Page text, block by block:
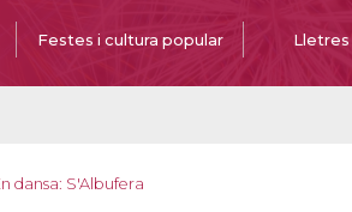
Festes i cultura popular Lletres
dansa: S'Albufera